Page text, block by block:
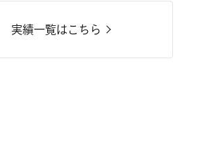
実績一覧はこちら